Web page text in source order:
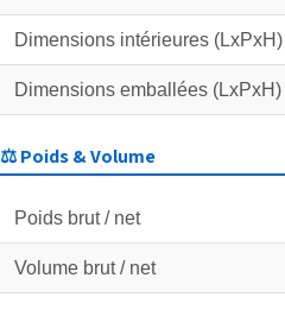
Dimensions intérieures (LxPxH)
Dimensions emballées (LxPxH)
⚖️ Poids & Volume
Poids brut / net
Volume brut / net